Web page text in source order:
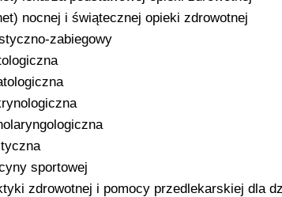
nocnej i świątecznej opieki zdrowotnej
zabiegowy
sportowej
zdrowotnej i pomocy przedlekarskiej dla